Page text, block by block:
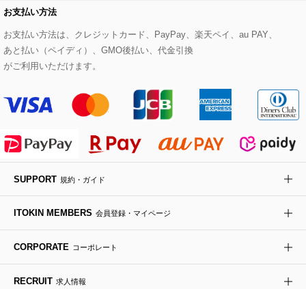
HIROKO BIS
HIROKO BIS GRANDE
その他のコート・ブルゾン
ネクタイ
ポーチ
傘・日傘
レッグウェア
時計
その他のグッズ・小物
ビジネスバッグ
その他のバッグ
サンダル・ミュール
その他のシューズ
グリーン
その他のアートフラワー
お支払い方法
お支払い方法は、クレジットカード、PayPay、楽天ペイ、au PAY、
あと払い（ペイディ）、GMO後払い、代金引換
がご利用いただけます。
SUPPORT 規約・ガイド
ITOKIN MEMBERS 会員登録・マイページ
CORPORATE コーポレート
RECRUIT 求人情報